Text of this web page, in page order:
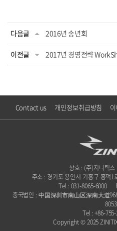
다음글 2016년 송년회
이전글 2017년 경영전략
Contact us 개인정보취급방침
상호 : (주)지니틱스
주소 : 경기도 용인시 기흥구 흥덕
Tel : 031-8065-6000
중국법인 : 中国深圳市南山区深南大道
Tel : +86-
Copyright © 2025